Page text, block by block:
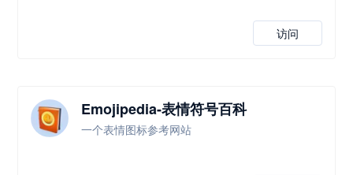
访问
Emojipedia-表情符号百科
一个表情图标参考网站